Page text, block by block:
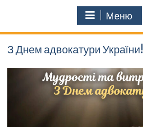
Меню
З Днем адвокатури України!